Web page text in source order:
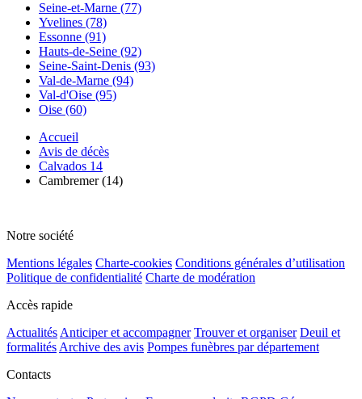
Seine-et-Marne (77)
Yvelines (78)
Essonne (91)
Hauts-de-Seine (92)
Seine-Saint-Denis (93)
Val-de-Marne (94)
Val-d'Oise (95)
Oise (60)
Accueil
Avis de décès
Calvados 14
Cambremer (14)
Notre société
Mentions légales Charte-cookies Conditions générales d’utilisation
Politique de confidentialité Charte de modération
Accès rapide
Actualités Anticiper et accompagner Trouver et organiser Deuil et
formalités Archive des avis Pompes funèbres par département
Contacts